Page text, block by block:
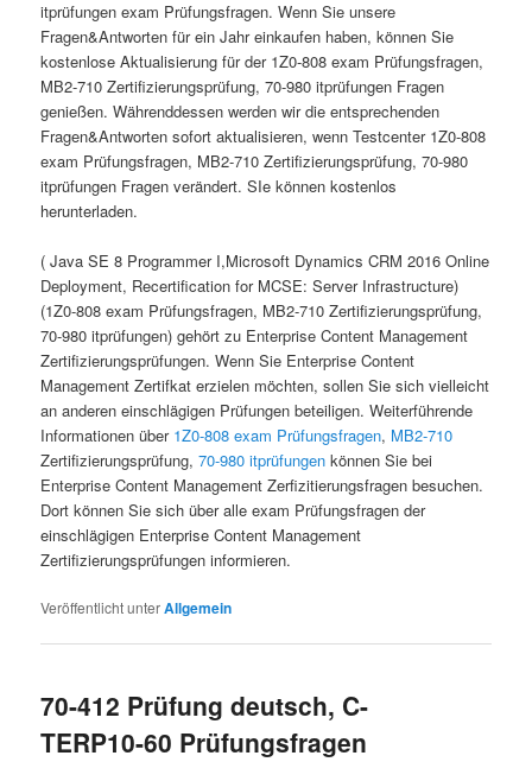
itprüfungen exam Prüfungsfragen. Wenn Sie unsere
Fragen&Antworten für ein Jahr einkaufen haben, können Sie
kostenlose Aktualisierung für der 1Z0-808 exam Prüfungsfragen,
MB2-710 Zertifizierungsprüfung, 70-980 itprüfungen Fragen
genießen. Währenddessen werden wir die entsprechenden
Fragen&Antworten sofort aktualisieren, wenn Testcenter 1Z0-808
exam Prüfungsfragen, MB2-710 Zertifizierungsprüfung, 70-980
itprüfungen Fragen verändert. SIe können kostenlos
herunterladen.
( Java SE 8 Programmer I,Microsoft Dynamics CRM 2016 Online
Deployment, Recertification for MCSE: Server Infrastructure)
(1Z0-808 exam Prüfungsfragen, MB2-710 Zertifizierungsprüfung,
70-980 itprüfungen) gehört zu Enterprise Content Management
Zertifizierungsprüfungen. Wenn Sie Enterprise Content
Management Zertifkat erzielen möchten, sollen Sie sich vielleicht
an anderen einschlägigen Prüfungen beteiligen. Weiterführende
Informationen über 1Z0-808 exam Prüfungsfragen, MB2-710
Zertifizierungsprüfung,70-980 itprüfungen können Sie bei
Enterprise Content Management Zerfizitierungsfragen besuchen.
Dort können Sie sich über alle exam Prüfungsfragen der
einschlägigen Enterprise Content Management
Zertifizierungsprüfungen informieren.
Veröffentlicht unterAllgemein
70-412 Prüfung deutsch, C-
TERP10-60 Prüfungsfragen